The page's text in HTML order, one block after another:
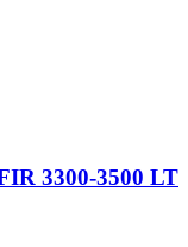
3300-3500 LT